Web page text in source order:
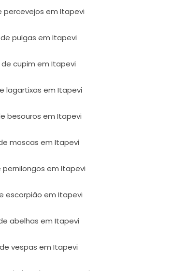
percevejos em Itapevi
pulgas em Itapevi
cupim em Itapevi
lagartixas em Itapevi
besouros em Itapevi
moscas em Itapevi
em Itapevi
escorpião em Itapevi
abelhas em Itapevi
vespas em Itapevi